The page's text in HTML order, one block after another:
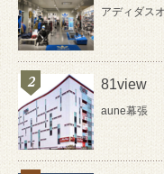
アディダス
81view
aune幕張